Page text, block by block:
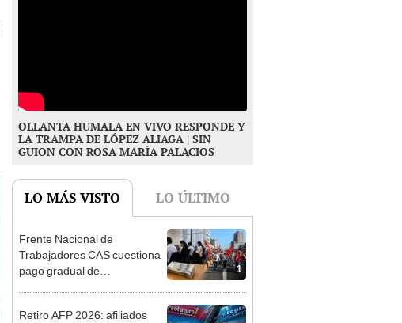
OLLANTA HUMALA EN VIVO RESPONDE Y
LA TRAMPA DE LÓPEZ ALIAGA | SIN
GUION CON ROSA MARÍA PALACIOS
LO MÁS VISTO LO ÚLTIMO
1
Frente Nacional de
Trabajadores CAS cuestiona
pago gradual de
Retiro AFP 2026: afiliados